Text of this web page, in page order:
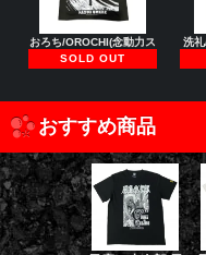
おろち/OROCHI(念動力ス
SOLD OUT
洗
おすすめ商品